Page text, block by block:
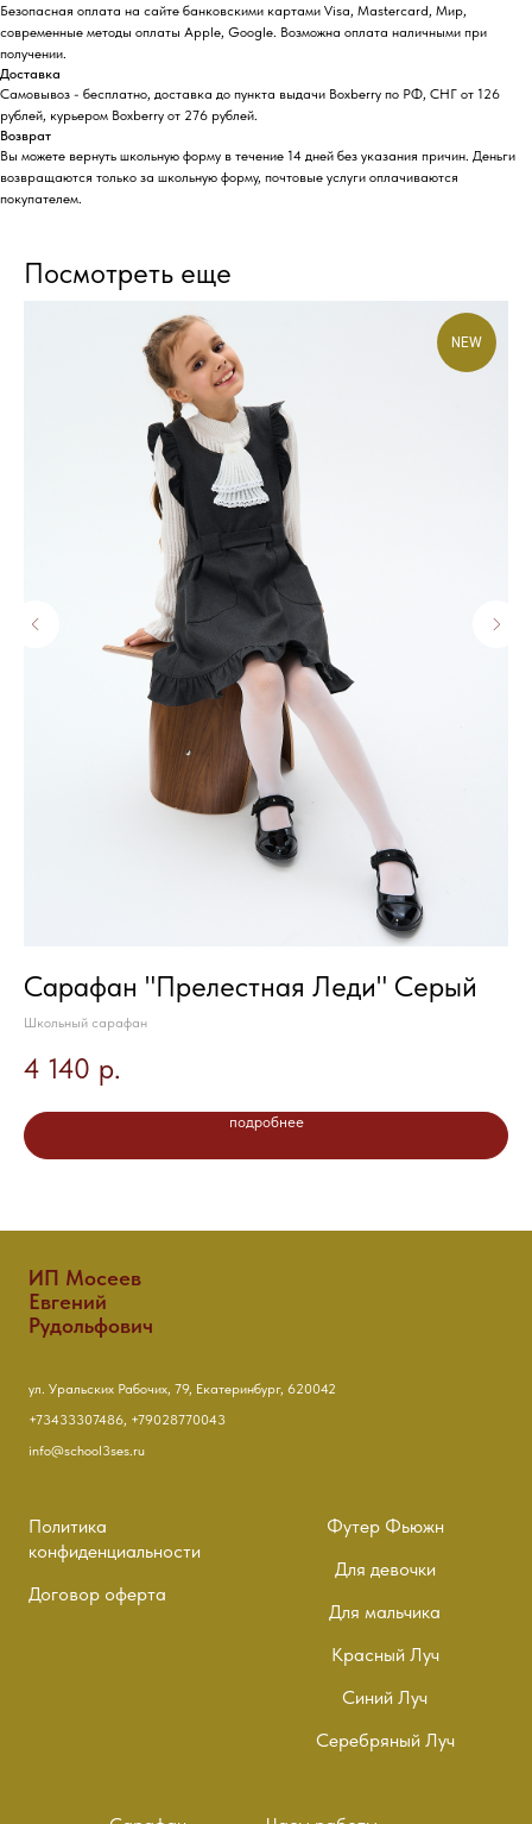
Безопасная оплата на сайте банковскими картами Visa, Mastercard, Мир,
современные методы оплаты Apple, Google. Возможна оплата наличными при
получении.
Доставка
Самовывоз - бесплатно, доставка до пункта выдачи Boxberry по РФ, СНГ от 126
рублей, курьером Boxberry от 276 рублей.
Возврат
Вы можете вернуть школьную форму в течение 14 дней без указания причин. Деньги
возвращаются только за школьную форму, почтовые услуги оплачиваются
покупателем.
Посмотреть еще
NEW
Сарафан "Прелестная Леди" Серый
Школьный сарафан
4 140 р.
подробнее
ИП Мосеев
Евгений
Рудольфович
ул. Уральских Рабочих, 79, Екатеринбург, 620042
+73433307486, +79028770043
info@school3ses.ru
Политика
конфиденциальности
Договор оферта
Футер Фьюжн
Для девочки
Для мальчика
Красный Луч
Синий Луч
Серебряный Луч